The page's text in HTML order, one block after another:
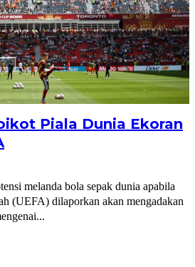
Piala Dunia Ekoran
melanda bola sepak dunia apabila
(UEFA) dilaporkan akan mengadakan